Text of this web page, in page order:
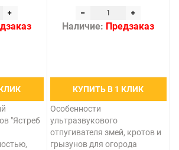
"Ястреб
Наличие: Предзаказ
КУПИТЬ В 1 КЛИК
Особенности
ультразвукового
отпугивателя змей, кротов и
грызунов для огорода